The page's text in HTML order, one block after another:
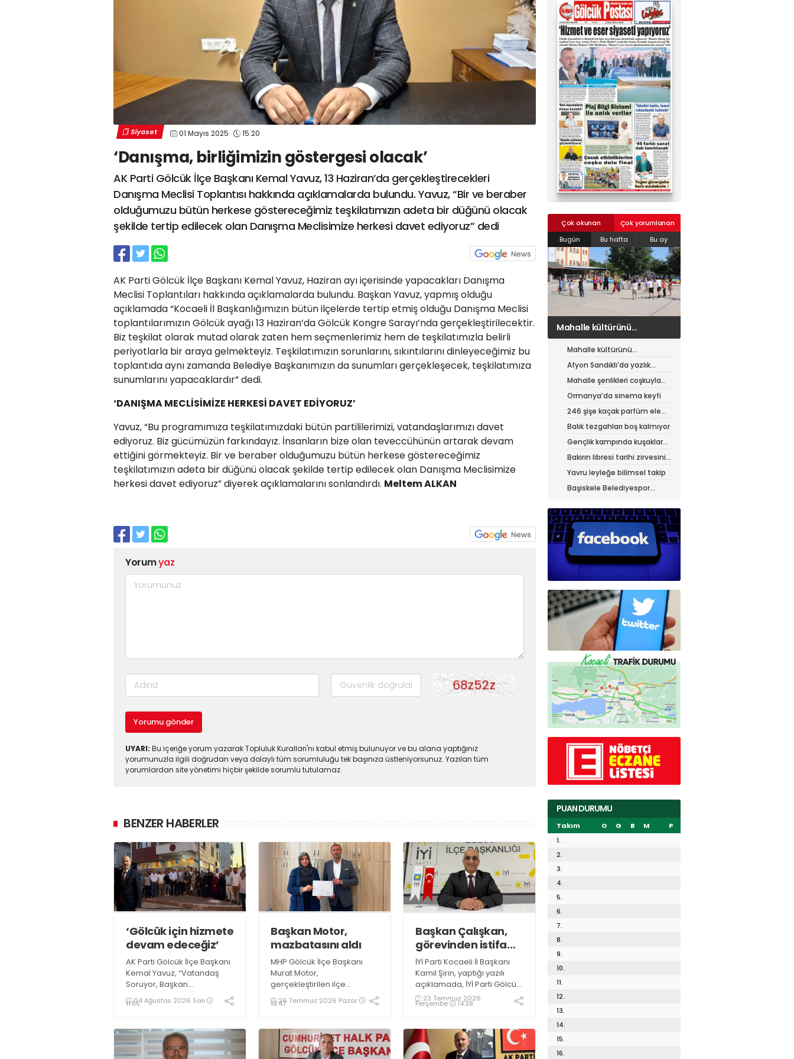
Siyaset 01 Mayıs 2025 15:20
‘Danışma, birliğimizin göstergesi olacak’
AK Parti Gölcük İlçe Başkanı Kemal Yavuz, 13 Haziran’da gerçekleştirecekleri
Danışma Meclisi Toplantısı hakkında açıklamalarda bulundu. Yavuz, “Bir ve beraber
olduğumuzu bütün herkese göstereceğimiz teşkilatımızın adeta bir düğünü olacak
şekilde tertip edilecek olan Danışma Meclisimize herkesi davet ediyoruz” dedi
AK Parti Gölcük İlçe Başkanı Kemal Yavuz, Haziran ayı içerisinde yapacakları Danışma
Meclisi Toplantıları hakkında açıklamalarda bulundu. Başkan Yavuz, yapmış olduğu
açıklamada “Kocaeli İl Başkanlığımızın bütün ilçelerde tertip etmiş olduğu Danışma Meclisi
toplantılarımızın Gölcük ayağı 13 Haziran’da Gölcük Kongre Sarayı’nda gerçekleştirilecektir.
Biz teşkilat olarak mutad olarak zaten hem seçmenlerimiz hem de teşkilatımızla belirli
periyotlarla bir araya gelmekteyiz. Teşkilatımızın sorunlarını, sıkıntılarını dinleyeceğimiz bu
toplantıda aynı zamanda Belediye Başkanımızın da sunumları gerçekleşecek, teşkilatımıza
sunumlarını yapacaklardır” dedi.
‘DANIŞMA MECLİSİMİZE HERKESİ DAVET EDİYORUZ’
Yavuz, “Bu programımıza teşkilatımızdaki bütün partililerimizi, vatandaşlarımızı davet
ediyoruz. Biz gücümüzün farkındayız. İnsanların bize olan teveccühünün artarak devam
ettiğini görmekteyiz. Bir ve beraber olduğumuzu bütün herkese göstereceğimiz
teşkilatımızın adeta bir düğünü olacak şekilde tertip edilecek olan Danışma Meclisimize
herkesi davet ediyoruz” diyerek açıklamalarını sonlandırdı. Meltem ALKAN
Yorumyaz
Yorumu gönder
UYARI: Bu içeriğe yorum yazarak Topluluk Kuralları'nı kabul etmiş bulunuyor ve bu alana yaptığınız
yorumunuzla ilgili doğrudan veya dolaylı tüm sorumluluğu tek başınıza üstleniyorsunuz. Yazılan tüm
yorumlardan site yönetimi hiçbir şekilde sorumlu tutulamaz.
BENZER HABERLER
‘Gölcük için hizmete
devam edeceğiz’
AK Parti Gölcük İlçe Başkanı
Kemal Yavuz, “Vatandaş
Soruyor, Başkan
Cevaplıyor” programı ve
parti çalışmaları hakkında
Yavuz, “İlçemiz için
üretmeye ve hizmet
etmeye devam edeceğiz”
04 Ağustos 2026 Salı
11:55
Başkan Motor,
mazbatasını aldı
MHP Gölcük İlçe Başkanı
Murat Motor,
gerçekleştirilen ilçe
kongresinin ardından
mazbatasını teslim aldı.
gerçekleşen mazbata
töreninde MHP Gölcük İlçe
Yönetim Kurulu üyeleri de
26 Temmuz 2026 Pazar
13:47
Başkan Çalışkan,
görevinden istifa
etti
İYİ Parti Kocaeli İl Başkanı
Kamil Şirin, yaptığı yazılı
açıklamada, İYİ Parti Gölcük
İlçe Başkanı Mustafa
Çalışkan’ın kişisel
görevinden istifa ettiğini
belirtti
23 Temmuz 2026
Perşembe 14:38
Çok okunan
Çok yorumlanan
Bugün
Bu hafta Bu ay
Afyon Sandıklı’da yazlık
patates hasadı
Mahalle kültürünü
canlandıran şenlik
Afyon Sandıklı’da yazlık
patates hasadı
Mahalle şenlikleri coşkuyla
sürüyor
Ormanya’da sinema keyfi
246 şişe kaçak parfüm ele
geçirildi
Balık tezgahları boş kalmıyor
Gençlik kampında kuşaklar
buluştu
Bakırın libresi tarihi zirvesini
test ediyor
Yavru leyleğe bilimsel takip
Başiskele Belediyespor
PUAN DURUMU
Takım O G B M
P
1.
2.
3.
4.
5.
6.
7.
8.
9.
10.
11.
12.
13.
14.
15.
16.
02624132333
haber@golcukpostasi.com